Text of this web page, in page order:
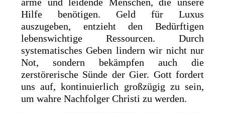
Hilfe benötigen. Geld für Luxus
auszugeben, entzieht den Bedürftigen
lebenswichtige Ressourcen. Durch
systematisches Geben lindern wir nicht nur
Not, sondern bekämpfen auch die
zerstörerische Sünde der Gier. Gott fordert
uns auf, kontinuierlich großzügig zu sein,
um wahre Nachfolger Christi zu werden.